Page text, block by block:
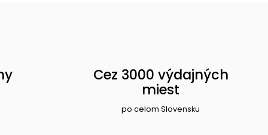
Cez 3000 výdajných
miest
po celom Slovensku